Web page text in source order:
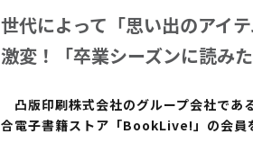
世代によって「思い出のアイ
激変！「卒業シーズンに読み
凸版印刷株式会社のグループ会社であ
合電子書籍ストア「BookLive!」の会員